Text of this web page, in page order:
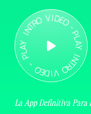
La App Definitiva Para